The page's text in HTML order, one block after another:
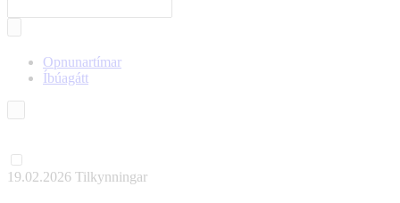
Opnunartímar
Íbúagátt
19.02.2026 Tilkynningar